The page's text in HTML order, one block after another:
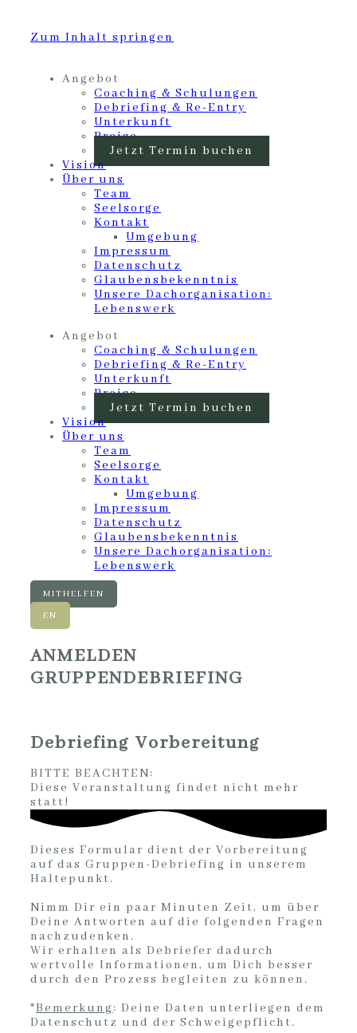
Zum Inhalt springen
Angebot
Coaching & Schulungen
Debriefing & Re-Entry
Unterkunft
Preise
Jetzt Termin buchen
Vision
Über uns
Team
Seelsorge
Kontakt
Umgebung
Impressum
Datenschutz
Glaubensbekenntnis
Unsere Dachorganisation:
Lebenswerk
Angebot
Coaching & Schulungen
Debriefing & Re-Entry
Unterkunft
Preise
Jetzt Termin buchen
Vision
Über uns
Team
Seelsorge
Kontakt
Umgebung
Impressum
Datenschutz
Glaubensbekenntnis
Unsere Dachorganisation:
Lebenswerk
MITHELFEN
EN
ANMELDEN
GRUPPENDEBRIEFING
Debriefing Vorbereitung
BITTE BEACHTEN:
Diese Veranstaltung findet nicht mehr
statt!
Dieses Formular dient der Vorbereitung
auf das Gruppen-Debriefing in unserem
Haltepunkt.
Nimm Dir ein paar Minuten Zeit, um über
Deine Antworten auf die folgenden Fragen
nachzudenken.
Wir erhalten als Debriefer dadurch
wertvolle Informationen, um Dich besser
durch den Prozess begleiten zu können.
*Bemerkung: Deine Daten unterliegen dem
Datenschutz und der Schweigepflicht.